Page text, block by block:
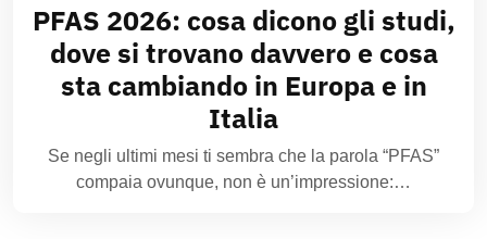
PFAS 2026: cosa dicono gli studi,
dove si trovano davvero e cosa
sta cambiando in Europa e in
Italia
Se negli ultimi mesi ti sembra che la parola “PFAS”
compaia ovunque, non è un’impressione:…